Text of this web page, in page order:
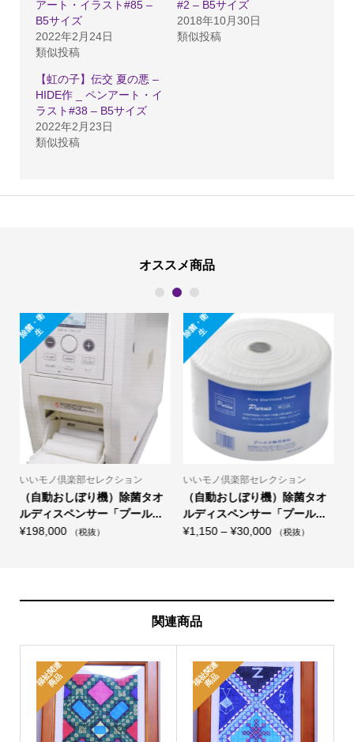
作
_
ペ
ン
ア
ー
ト・
サ
イ
ズ
アート・イラスト#85 –
B5サイズ
2022年2月24日
類似投稿
#2 – B5サイズ
2018年10月30日
類似投稿
【虹の子】伝交 夏の悪 –
HIDE作 _ ペンアート・イ
ラスト#38 – B5サイズ
2022年2月23日
類似投稿
オススメ商品
除
菌
・
衛
生
いいモノ倶楽部セレクション
（自動おしぼり機）除菌タオ
ルディスペンサー「プール...
¥198,000 （税抜）
除
菌
・
衛
生
いいモノ倶楽部セレクション
（自動おしぼり機）除菌タオ
ルディスペンサー「プール...
¥1,150 –¥30,000価（税抜）
1 2 3
関連商品
福
祉
関
連
商
品 福
祉
関
連
商
品